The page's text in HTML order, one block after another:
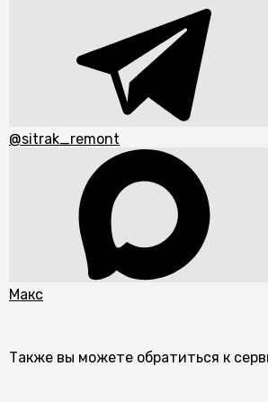
@sitrak_remont
Макс
Также вы можете обратиться к